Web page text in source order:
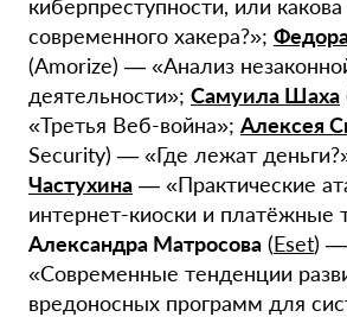
киберпреступности, или
современного хакера?»;
(Amorize) — «Анализ
деятельности»; Самуила Шаха
«Третья Веб-война»; Алексея
Security) — «Где лежат
Частухина — «Практические
интернет-киоски и платёжные
Александра Матросова (Eset) —
«Современные тенденции
вредоносных программ для